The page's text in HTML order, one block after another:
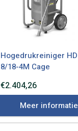
Hogedrukreiniger HD
8/18-4M Cage
€2.404,26
Meer informatie